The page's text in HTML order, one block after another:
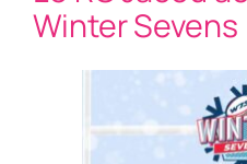
Winter Sevens